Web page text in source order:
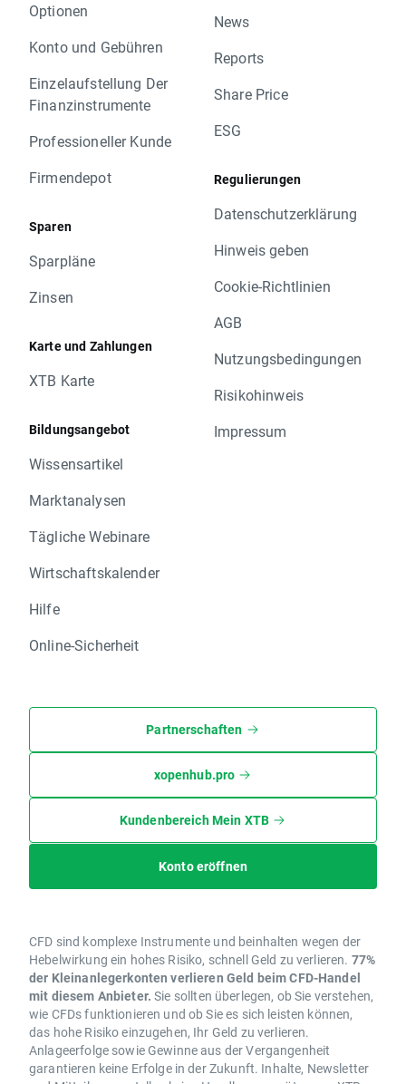
Optionen
Konto und Gebühren
Einzelaufstellung Der
Finanzinstrumente
Professioneller Kunde
Firmendepot
Sparen
Sparpläne
Zinsen
Karte und Zahlungen
XTB Karte
Bildungsangebot
Wissensartikel
Marktanalysen
Tägliche Webinare
Wirtschaftskalender
Hilfe
Online-Sicherheit
News
Reports
Share Price
ESG
Regulierungen
Datenschutzerklärung
Hinweis geben
Cookie-Richtlinien
AGB
Nutzungsbedingungen
Risikohinweis
Impressum
Partnerschaften
xopenhub.pro
Kundenbereich Mein XTB
Konto eröffnen
CFD sind komplexe Instrumente und beinhalten wegen der
Hebelwirkung ein hohes Risiko, schnell Geld zu verlieren. 77%
der Kleinanlegerkonten verlieren Geld beim CFD-Handel
mit diesem Anbieter. Sie sollten überlegen, ob Sie verstehen,
wie CFDs funktionieren und ob Sie es sich leisten können,
das hohe Risiko einzugehen, Ihr Geld zu verlieren.
Anlageerfolge sowie Gewinne aus der Vergangenheit
garantieren keine Erfolge in der Zukunft. Inhalte, Newsletter